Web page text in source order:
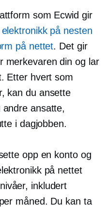
som Ecwid gir
på nesten
på nettet. Det gir
merkevaren din og lar
Etter hvert som
kan du ansette
andre ansatte,
i dagjobben.
opp en konto og
på nettet
inkludert
måned. Du kan ta